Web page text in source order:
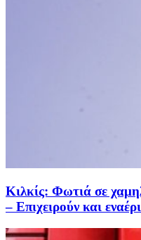
Κιλκίς: Φωτιά σε
– Επιχειρούν και